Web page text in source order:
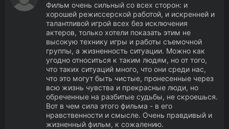
Фильм очень сильный со всех сторон: и
хорошей режиссерской работой, и искренней и
талантливой игрой всех без исключения
актеров, только хотели показать этим не
высокую технику игры и работы съемочной
группы, а жизненность ситуации. Можно как
угодно относиться к таким людям, но от того,
что таких ситуаций много, что они среди нас,
что это могут быть чистые, пронесенные через
всю жизнь чувства и прекрасные люди, но
обреченные на разбитые судьбы, не скроешься.
Вот в чем сила этого фильма - в его
нравственности и смысле. Очень правдивый и
жизненный фильм, к сожалению.